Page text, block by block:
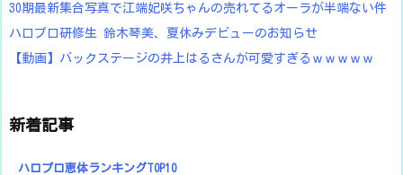
30期最新集合写真で江端妃咲ちゃんの売れてるオーラが半端ない件
ハロプロ研修生 鈴木琴美、夏休みデビューのお知らせ
【動画】バックステージの井上はるさんが可愛すぎるｗｗｗｗｗ
新着記事
ハロプロ恵体ランキングTOP10